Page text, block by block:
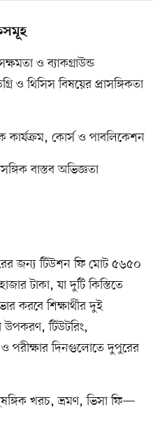
ও ব্যাকগ্রাউন্ড
ও থিসিস বিষয়ের প্রাসঙ্গিকতা
কার্যক্রম, কোর্স ও পাবলিকেশন
বাস্তব অভিজ্ঞতা
জন্য টিউশন ফি মোট ৫৬৫০
টাকা, যা দুটি কিস্তিতে
করবে শিক্ষার্থীর দুই
উপকরণ, টিউটরিং,
ও পরীক্ষার দিনগুলোতে দুপুরের
খরচ, ভ্রমণ, ভিসা ফি—